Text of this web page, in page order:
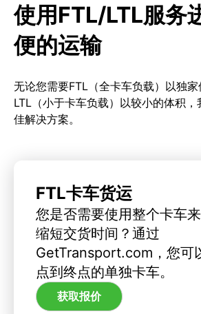
使用FTL/LTL服务
便的运输
无论您需要FTL（全卡车负载）以独
LTL（小于卡车负载）以较小的体积
佳解决方案。
FTL卡车货运
您是否需要使用整个卡车
缩短交货时间？通过
GetTransport.com，您可
点到终点的单独卡车。
获取报价